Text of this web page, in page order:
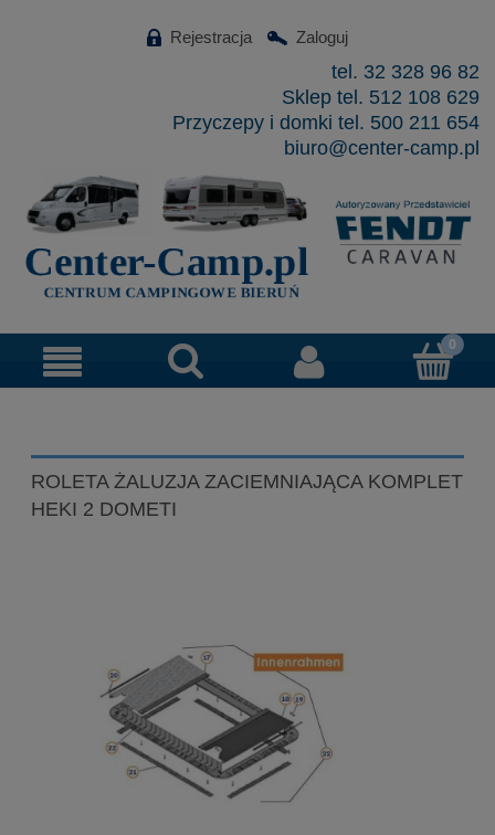
Rejestracja Zaloguj
tel. 32 328 96 82
Sklep tel. 512 108 629
Przyczepy i domki tel. 500 211 654
biuro@center-camp.pl
ROLETA ŻALUZJA ZACIEMNIAJĄCA KOMPLET
HEKI 2 DOMETI